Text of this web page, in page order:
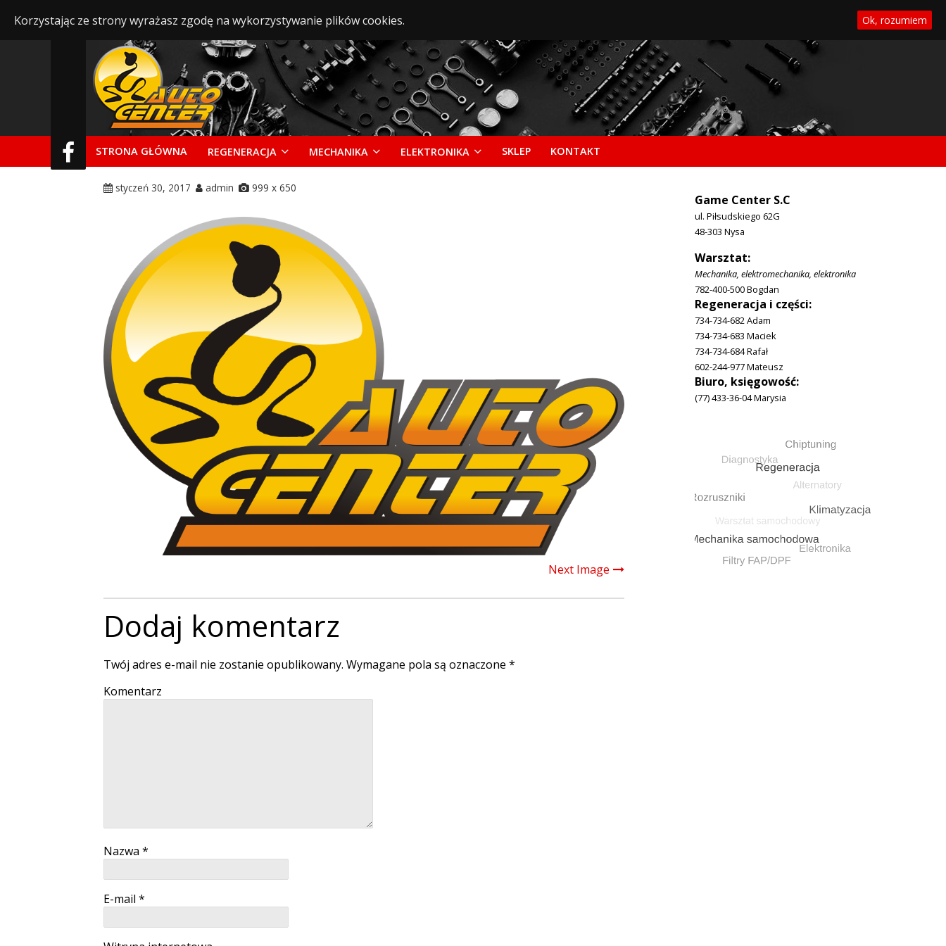
STRONA GŁÓWNA REGENERACJA MECHANIKA ELEKTRONIKA SKLEP KONTAKT
styczeń 30, 2017 admin 999 x 650
Next Image
Dodaj komentarz
Twój adres e-mail nie zostanie opublikowany. Wymagane pola są oznaczone *
Komentarz
Nazwa *
E-mail *
Game Center S.C
ul. Piłsudskiego 62G
48-303 Nysa
Warsztat:
Mechanika, elektromechanika, elektronika
782-400-500 Bogdan
Regeneracja i części:
734-734-682 Adam
734-734-683 Maciek
734-734-684 Rafał
602-244-977 Mateusz
Biuro, księgowość:
(77) 433-36-04 Marysia
Korzystając ze strony wyrażasz zgodę na wykorzystywanie plików cookies. Ok, rozumiem